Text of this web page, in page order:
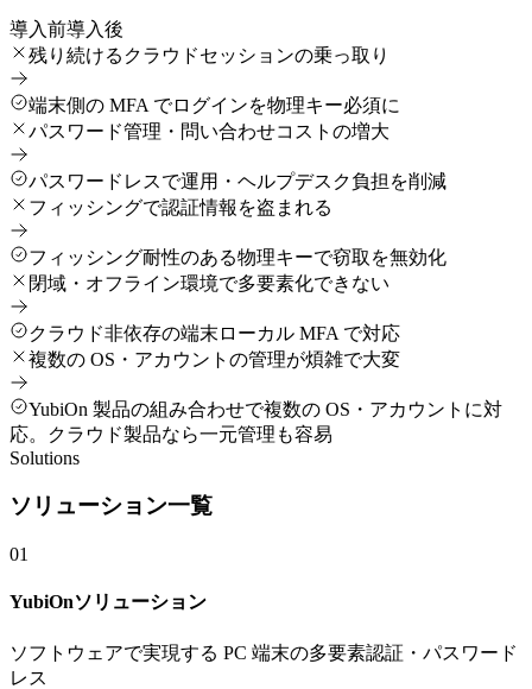
導入前導入後
残り続けるクラウドセッションの乗っ取り
端末側の MFA でログインを物理キー必須に
パスワード管理・問い合わせコストの増大
パスワードレスで運用・ヘルプデスク負担を削減
フィッシングで認証情報を盗まれる
フィッシング耐性のある物理キーで窃取を無効化
閉域・オフライン環境で多要素化できない
クラウド非依存の端末ローカル MFA で対応
複数の OS・アカウントの管理が煩雑で大変
YubiOn 製品の組み合わせで複数の OS・アカウントに対
応。クラウド製品なら一元管理も容易
Solutions
ソリューション一覧
01
YubiOnソリューション
ソフトウェアで実現する PC 端末の多要素認証・パスワード
レス